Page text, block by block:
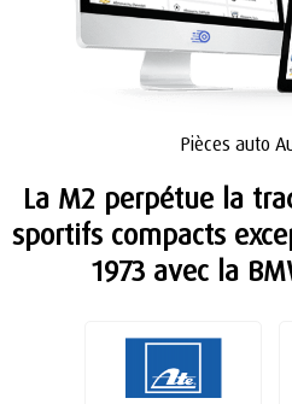
Pièces auto
La M2 perpétue la
sportifs compacts
1973 avec la